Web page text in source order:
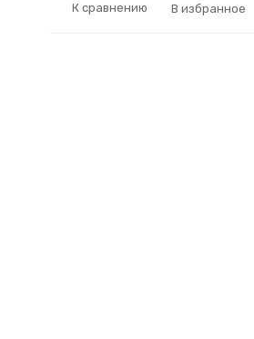
К сравнению В избранное